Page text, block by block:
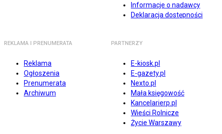
Informacje o nadawcy
Deklaracja dostępności
REKLAMA I PRENUMERATA
Reklama
Ogłoszenia
Prenumerata
Archiwum
PARTNERZY
E-kiosk.pl
E-gazety.pl
Nexto.pl
Mała księgowość
Kancelarierp.pl
Wieści Rolnicze
Życie Warszawy